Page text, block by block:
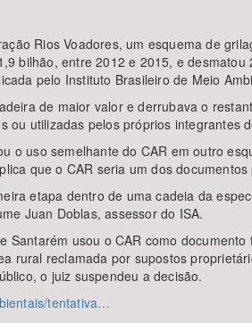
Rios Voadores, um esquema de
bilhão, entre 2012 e 2015, e
pelo Instituto Brasileiro de Meio
de maior valor e derrubava o
utilizadas pelos próprios
o uso semelhante do CAR em outro
que o CAR seria um dos
etapa dentro de uma cadeia da
Juan Doblas, assessor do ISA.
Santarém usou o CAR como
rural reclamada por supostos
o juiz suspendeu a decisão.
tentativa…